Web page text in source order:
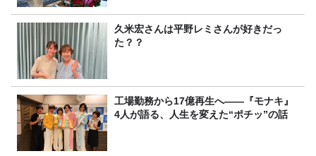
久米宏さんは平野レミさんが好きだっ
た？？
工場勤務から17億再生へ——『モナキ』
4人が語る、人生を変えた“ポチッ”の話